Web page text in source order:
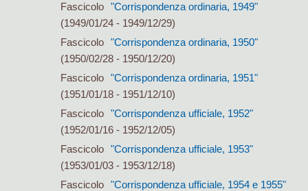
Fascicolo
"Corrispondenza ordinaria, 1949"
(1949/01/24 - 1949/12/29)
Fascicolo
"Corrispondenza ordinaria, 1950"
(1950/02/28 - 1950/12/20)
Fascicolo
"Corrispondenza ordinaria, 1951"
(1951/01/18 - 1951/12/10)
Fascicolo
"Corrispondenza ufficiale, 1952"
(1952/01/16 - 1952/12/05)
Fascicolo
"Corrispondenza ufficiale, 1953"
(1953/01/03 - 1953/12/18)
Fascicolo
"Corrispondenza ufficiale, 1954 e 1955"